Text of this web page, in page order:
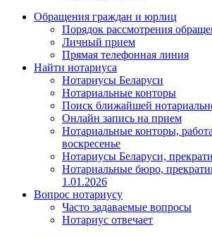
Обращения граждан и юрлиц
Порядок рассмотрения
Личный прием
Прямая телефонная линия
Найти нотариуса
Нотариусы Беларуси
Нотариальные конторы
Поиск ближайшей
Онлайн запись на прием
Нотариальные конторы,
воскресенье
Нотариусы Беларуси,
Нотариальные бюро,
1.01.2026
Вопрос нотариусу
Часто задаваемые вопросы
Нотариус отвечает